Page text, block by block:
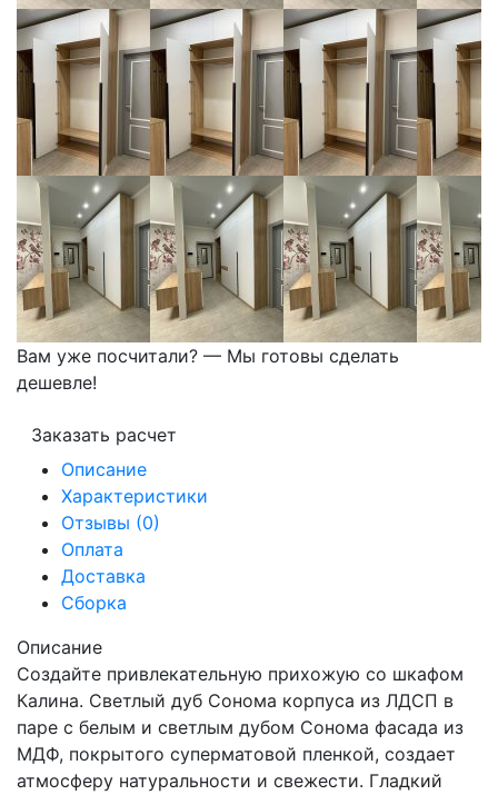
Вам уже посчитали? — Мы готовы сделать
дешевле!
Заказать расчет
Описание
Характеристики
Отзывы (0)
Оплата
Доставка
Сборка
Описание
Создайте привлекательную прихожую со шкафом
Калина. Светлый дуб Сонома корпуса из ЛДСП в
паре с белым и светлым дубом Сонома фасада из
МДФ, покрытого суперматовой пленкой, создает
атмосферу натуральности и свежести. Гладкий